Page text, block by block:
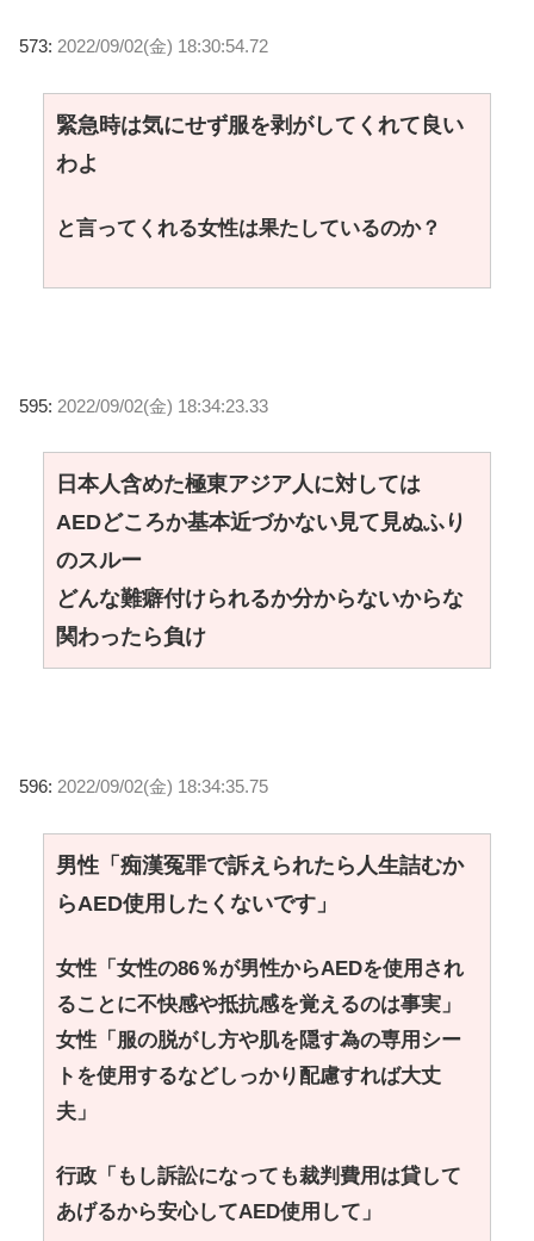
573: 2022/09/02(金) 18:30:54.72
緊急時は気にせず服を剥がしてくれて良い
わよ
と言ってくれる女性は果たしているのか？
595: 2022/09/02(金) 18:34:23.33
日本人含めた極東アジア人に対しては
AEDどころか基本近づかない見て見ぬふり
のスルー
どんな難癖付けられるか分からないからな
関わったら負け
596: 2022/09/02(金) 18:34:35.75
男性「痴漢冤罪で訴えられたら人生詰むか
らAED使用したくないです」
女性「女性の86％が男性からAEDを使用され
ることに不快感や抵抗感を覚えるのは事実」
女性「服の脱がし方や肌を隠す為の専用シー
トを使用するなどしっかり配慮すれば大丈
夫」
行政「もし訴訟になっても裁判費用は貸して
あげるから安心してAED使用して」